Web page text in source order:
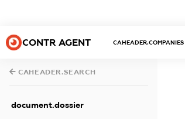
CONTR AGENT CAHEADER.COMPANIES
CAHEADER.SEARCH
document.dossier